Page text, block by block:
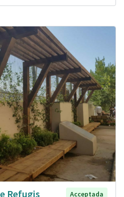
Refugis Acceptada